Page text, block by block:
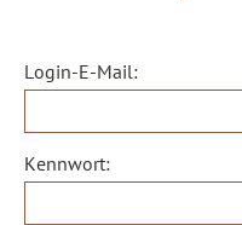
Login-E-Mail:
Kennwort: